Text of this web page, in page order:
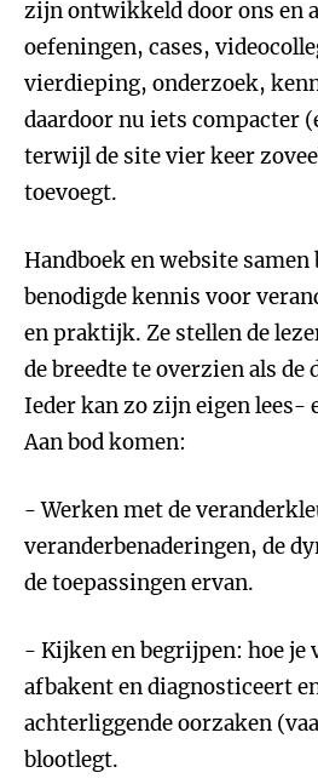
zijn ontwikkeld door ons en
oefeningen, cases,
vierdieping, onderzoek,
daardoor nu iets compacter
terwijl de site vier keer
toevoegt.
Handboek en website samen
benodigde kennis voor
en praktijk. Ze stellen de
de breedte te overzien als de
Ieder kan zo zijn eigen lees-
Aan bod komen:
- Werken met de
veranderbenaderingen, de
de toepassingen ervan.
- Kijken en begrijpen: hoe je
afbakent en diagnosticeert
achterliggende oorzaken
blootlegt.